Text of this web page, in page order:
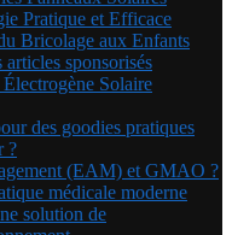
Pratique et Efficace
Bricolage aux Enfants
sponsorisés
Solaire
des goodies pratiques
?
(EAM) et GMAO ?
médicale moderne
solution de